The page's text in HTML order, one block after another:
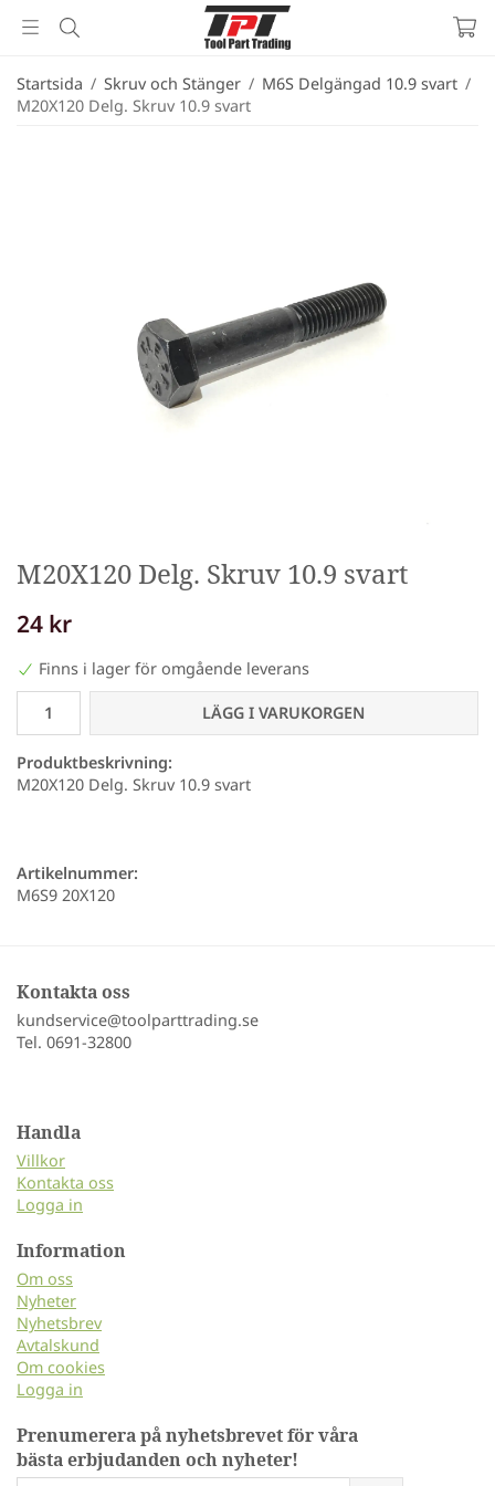
Startsida / Skruv och Stänger / M6S Delgängad 10.9 svart /
M20X120 Delg. Skruv 10.9 svart
M20X120 Delg. Skruv 10.9 svart
24 kr
Finns i lager för omgående leverans
LÄGG I VARUKORGEN
Produktbeskrivning:
M20X120 Delg. Skruv 10.9 svart
Artikelnummer:
M6S9 20X120
Kontakta oss
kundservice@toolparttrading.se
Tel. 0691-32800
Handla
Villkor
Kontakta oss
Logga in
Information
Om oss
Nyheter
Nyhetsbrev
Avtalskund
Om cookies
Logga in
Prenumerera på nyhetsbrevet för våra
bästa erbjudanden och nyheter!